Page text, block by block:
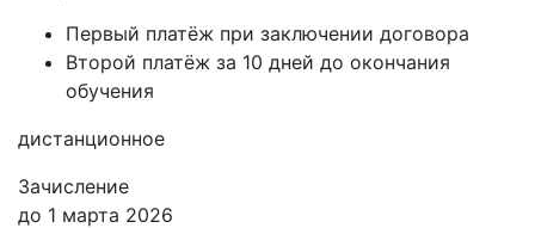
Первый платёж при заключении договора
Второй платёж за 10 дней до окончания
обучения
дистанционное
Зачисление
до 1 марта 2026